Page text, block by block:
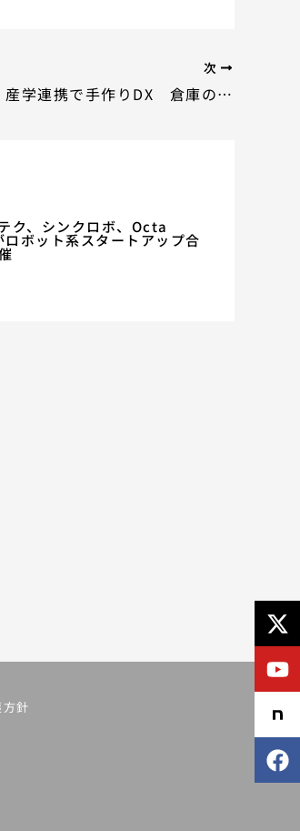
X-
次
日経新聞掲載「八幡ねじ、産学連携で手作りDX 倉庫の欠品率改善」の記事にて当社を紹介いただきました
ク、シンクロボ、Octa
ボット系スタートアップ合
針